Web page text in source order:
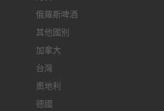
俄羅斯啤酒
其他國別
加拿大
台灣
奧地利
德國